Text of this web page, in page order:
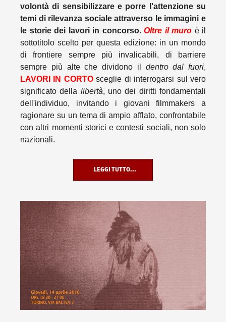
volontà di sensibilizzare e porre l'attenzione su
temi di rilevanza sociale attraverso le immagini e
le storie dei lavori in concorso. Oltre il muro è il
sottotitolo scelto per questa edizione: in un mondo
di frontiere sempre più invalicabili, di barriere
sempre più alte che dividono il dentro dal fuori,
LAVORI IN CORTOsceglie di interrogarsi sul vero
significato della libertà, uno dei diritti fondamentali
dell'individuo, invitando i giovani filmmakers a
ragionare su un tema di ampio afflato, confrontabile
con altri momenti storici e contesti sociali, non solo
nazionali.
LEGGI TUTTO...